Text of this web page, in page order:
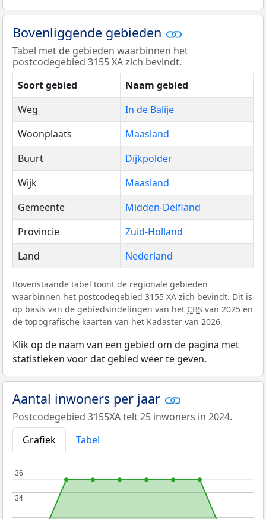
Bovenliggende gebieden
Tabel met de gebieden waarbinnen het
postcodegebied 3155 XA zich bevindt.
Soort gebied
Naam gebied
Weg
In de Balije
Woonplaats
Maasland
Buurt
Dijkpolder
Wijk
Maasland
Gemeente
Midden-Delfland
Provincie
Zuid-Holland
Land
Nederland
Bovenstaande tabel toont de regionale gebieden
waarbinnen het postcodegebied 3155 XA zich bevindt. Dit is
op basis van de gebiedsindelingen van het CBS van 2025 en
de topografische kaarten van het Kadaster van 2026.
Klik op de naam van een gebied om de pagina met
statistieken voor dat gebied weer te geven.
Aantal inwoners per jaar
Postcodegebied 3155XA telt 25 inwoners in 2024.
Grafiek
Tabel
34
34
36
36